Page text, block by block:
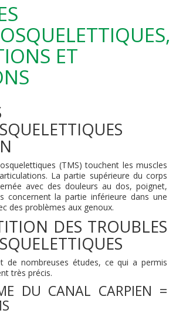
ET
(TMS) touchent les muscles
La partie supérieure du corps
avec des douleurs au dos, poignet,
concernent la partie inférieure dans une
des problèmes aux genoux.
DES TROUBLES
de nombreuses études, ce qui a permis
très précis.
DU CANAL CARPIEN =